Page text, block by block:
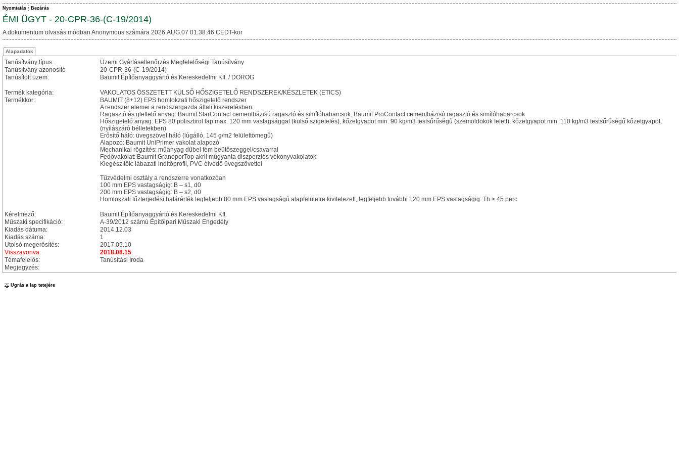
Nyomtatás Bezárás
ÉMI ÜGYT - 20-CPR-36-(C-19/2014)
A dokumentum olvasás módban Anonymous számára 2026.AUG.07 01:38:46 CEDT-kor
Alapadatok
Tanúsítvány típus:
Üzemi Gyártásellenőrzés Megfelelőségi Tanúsítvány
Tanúsítvány azonosító
20-CPR-36-(C-19/2014)
Tanúsított üzem:
Baumit Építőanyaggyártó és Kereskedelmi Kft. / DOROG
Termék kategória:
VAKOLATOS ÖSSZETETT KÜLSŐ HŐSZIGETELŐ RENDSZEREK/KÉSZLETEK (ETICS)
Termékkör:
BAUMIT (8+12) EPS homlokzati hőszigetelő rendszer
A rendszer elemei a rendszergazda általi kiszerelésben:
Ragasztó és glettelő anyag: Baumit StarContact cementbázisú ragasztó és simítóhabarcsok, Baumit ProContact cementbázisú ragasztó és simítóhabarcsok
Hőszigetelő anyag: EPS 80 polisztirol lap max. 120 mm vastagsággal (külső szigetelés), kőzetgyapot min. 90 kg/m3 testsűrűségű (szemöldökök felett), kőzetgyapot min. 110 kg/m3 testsűrűségű kőzetgyapot,
(nyílászáró bélletekben)
Erősítő háló: üvegszövet háló (lúgálló, 145 g/m2 felülettömegű)
Alapozó: Baumit UniPrimer vakolat alapozó
Mechanikai rögzítés: műanyag dübel fém beütőszeggel/csavarral
Fedővakolat: Baumit GranoporTop akril műgyanta diszperziós vékonyvakolatok
Kiegészítők: lábazati indítóprofil, PVC élvédő üvegszövettel
Tűzvédelmi osztály a rendszerre vonatkozóan
100 mm EPS vastagságig: B – s1, d0
200 mm EPS vastagságig: B – s2, d0
Homlokzati tűzterjedési határérték legfeljebb 80 mm EPS vastagságú alapfelületre kivitelezett, legfeljebb további 120 mm EPS vastagságig: Th ≥ 45 perc
Kérelmező:
Baumit Építőanyaggyártó és Kereskedelmi Kft.
Műszaki specifikáció:
A-39/2012 számú Építőipari Műszaki Engedély
Kiadás dátuma:
2014.12.03
Kiadás száma:
1
Utolsó megerősítés:
2017.05.10
Visszavonva:
2018.08.15
Témafelelős:
Tanúsítási Iroda
Megjegyzés:
Ugrás a lap tetejére